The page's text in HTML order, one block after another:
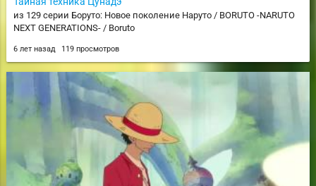
из 129 серии Боруто: Новое поколение Наруто / BORUTO -NARUTO
NEXT GENERATIONS- / Boruto
6 лет назад 119 просмотров